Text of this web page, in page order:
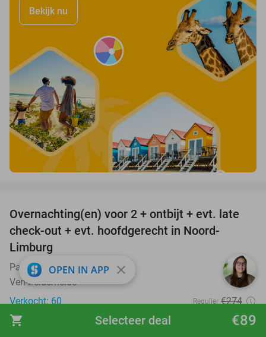
shopping_cart €89
Selecteer deal
Bekijk nu
42%
Overnachting(en) voor 2 + ontbijt + evt. late
check-out + evt. hoofdgerecht in Noord-
Limburg
Parc Boulée 10.0star
Ven-Zelderheide
Verkocht: 60
Regulier €274
€159
OPEN IN APP close